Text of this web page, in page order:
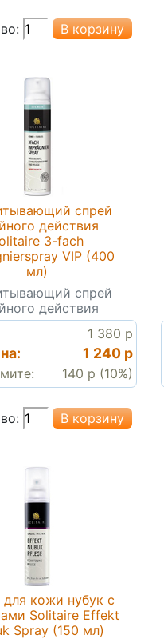
спрей
действия
3-fach
VIP (400
мл)
спрей
действия
1 380 р
1 240 р
140 р (10%)
кожи нубук с
Solitaire Effekt
Spray (150 мл)